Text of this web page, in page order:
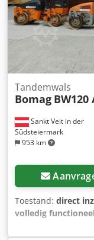
Sankt Veit in der
Südsteiermark
953 km
Tandemwals
Bomag BW120
Toestand: direct
volledig functioneel